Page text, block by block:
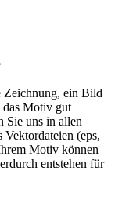
Zeichnung, ein Bild
das Motiv gut
Sie uns in allen
(eps,
Motiv können
entstehen für